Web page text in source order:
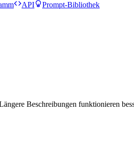
API
Prompt-Bibliothek
Beschreibungen funktionieren